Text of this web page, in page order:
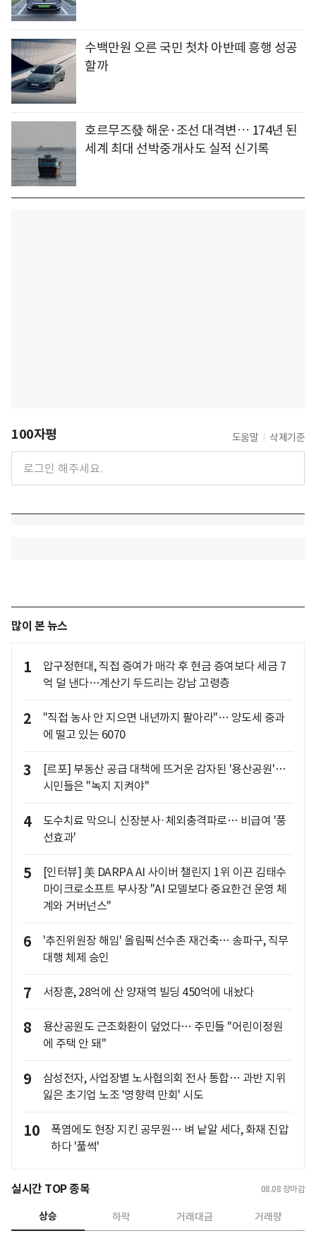
수백만원 오른 국민 첫차 아반떼 흥행 성공
할까
호르무즈發 해운·조선 대격변… 174년 된
세계 최대 선박중개사도 실적 신기록
100자평 도움말 삭제기준
많이 본 뉴스
1
압구정현대, 직접 증여가 매각 후 현금 증여보다 세금 7
억 덜 낸다…계산기 두드리는 강남 고령층
2
"직접 농사 안 지으면 내년까지 팔아라"… 양도세 중과
에 떨고 있는 6070
3
[르포] 부동산 공급 대책에 뜨거운 감자된 '용산공원'…
시민들은 "녹지 지켜야"
4
도수치료 막으니 신장분사·체외충격파로… 비급여 '풍
선효과'
5
[인터뷰] 美 DARPA AI 사이버 챌린지 1위 이끈 김태수
마이크로소프트 부사장 "AI 모델보다 중요한건 운영 체
계와 거버넌스"
6
'추진위원장 해임' 올림픽선수촌 재건축… 송파구, 직무
대행 체제 승인
7 서장훈, 28억에 산 양재역 빌딩 450억에 내놨다
8
용산공원도 근조화환이 덮었다… 주민들 "어린이정원
에 주택 안 돼"
9
삼성전자, 사업장별 노사협의회 전사 통합… 과반 지위
잃은 초기업 노조 '영향력 만회' 시도
10
폭염에도 현장 지킨 공무원… 벼 낱알 세다, 화재 진압
하다 '풀썩'
실시간 TOP 종목 08.08 장마감
상승 하락 거래대금 거래량